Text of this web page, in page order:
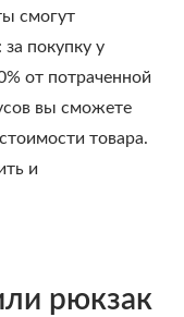
смогут
покупку у
от потраченной
вы сможете
товара.
и
рюкзак